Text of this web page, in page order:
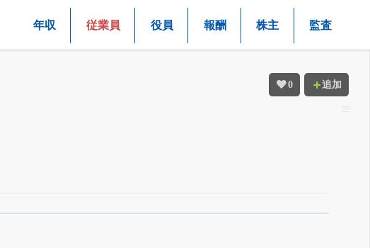
年収 従業員 役員 報酬 株主 監査
0 追加